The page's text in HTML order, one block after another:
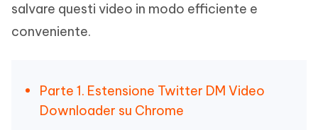
salvare questi video in modo efficiente e
conveniente.
Parte 1. Estensione Twitter DM Video
Downloader su Chrome